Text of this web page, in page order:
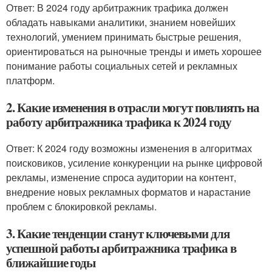
Ответ: В 2024 году арбитражник трафика должен
обладать навыками аналитики, знанием новейших
технологий, умением принимать быстрые решения,
ориентироваться на рыночные тренды и иметь хорошее
понимание работы социальных сетей и рекламных
платформ.
2. Какие изменения в отрасли могут повлиять на
работу арбитражника трафика к 2024 году
Ответ: К 2024 году возможны изменения в алгоритмах
поисковиков, усиление конкуренции на рынке цифровой
рекламы, изменение спроса аудитории на контент,
внедрение новых рекламных форматов и нарастание
проблем с блокировкой рекламы.
3. Какие тенденции станут ключевыми для
успешной работы арбитражника трафика в
ближайшие годы